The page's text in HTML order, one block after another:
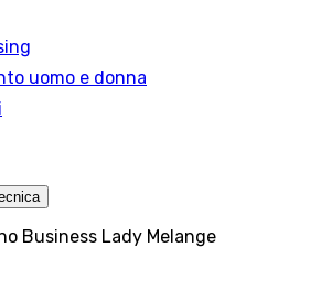
uomo e donna
Business Lady Melange